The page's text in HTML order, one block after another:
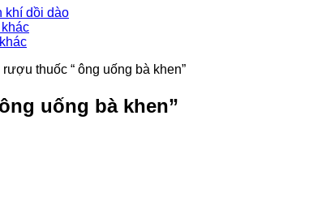
khí dồi dào
thuốc “ ông uống bà khen”
uống bà khen”